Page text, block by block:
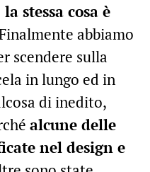
la stessa cosa è
abbiamo
scendere sulla
in lungo ed in
di inedito,
alcune delle
nel design e